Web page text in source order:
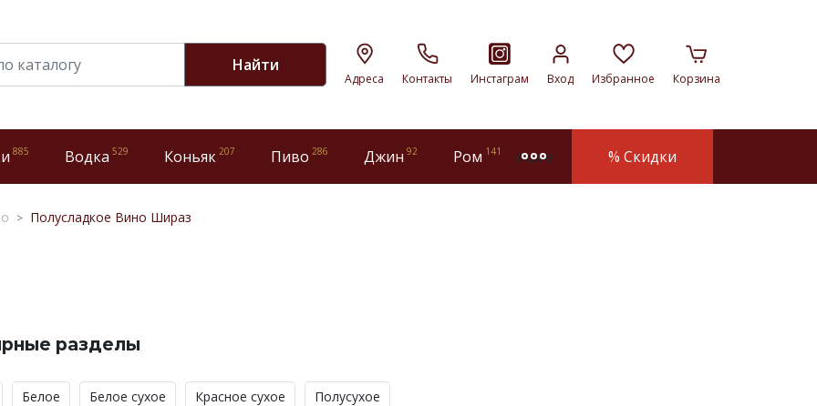
Найти
Адреса Контакты Инстаграм Вход Избранное Корзина
885 Водка 529 Коньяк 207 Пиво 286 Джин 92 Ром 141 more % Скидки
Полусладкое Вино Шираз
разделы
Белое Белое сухое Красное сухое Полусухое